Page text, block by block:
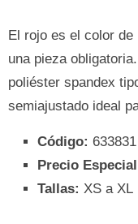
El rojo es el color
una pieza
poliéster spandex
semiajustado ideal
Código: 633831
Precio
Tallas: XS a XL